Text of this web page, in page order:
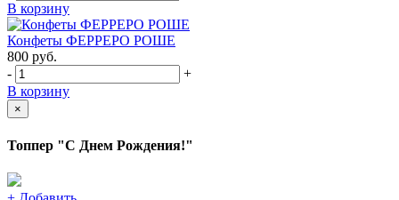
В корзину
Конфеты ФЕРРЕРО РОШЕ
800 руб.
-
+
В корзину
×
Топпер "С Днем Рождения!"